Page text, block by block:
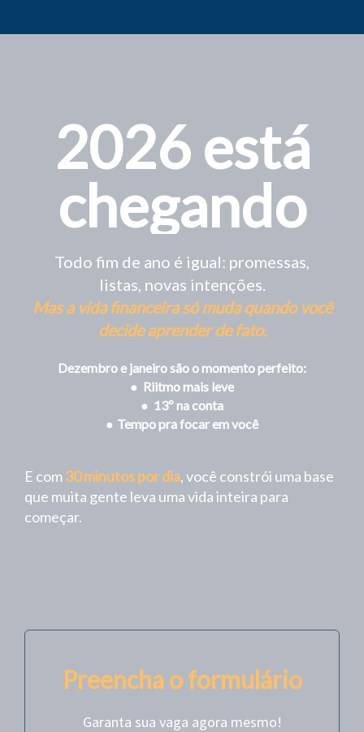
2026 está
chegando
Todo fim de ano é igual: promessas,
listas, novas intenções.
Mas a vida financeira só muda quando você
decide aprender de fato.
Dezembro e janeiro são o momento perfeito:
● Riitmo mais leve
● 13º na conta
● Tempo pra focar em você
E com30 minutos por dia, você constrói uma base
que muita gente leva uma vida inteira para
começar.
Preencha o formulário
Garanta sua vaga agora mesmo!